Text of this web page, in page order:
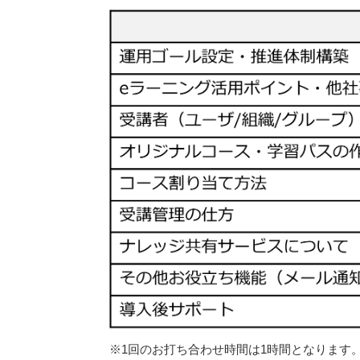
※1回のお打ち合わせ時間は1時間となります